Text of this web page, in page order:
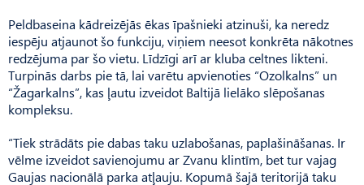
Peldbaseina kādreizējās ēkas īpašnieki atzinuši, ka neredz
iespēju atjaunot šo funkciju, viņiem neesot konkrēta nākotnes
redzējuma par šo vietu. Līdzīgi arī ar kluba celtnes likteni.
Turpinās darbs pie tā, lai varētu apvienoties “Ozolkalns” un
“Žagarkalns”, kas ļautu izveidot Baltijā lielāko slēpošanas
kompleksu.
“Tiek strādāts pie dabas taku uzlabošanas, paplašināšanas. Ir
vēlme izveidot savienojumu ar Zva­nu klintīm, bet tur vajag
Gaujas nacionālā parka atļauju. Kopumā šajā teritorijā taku